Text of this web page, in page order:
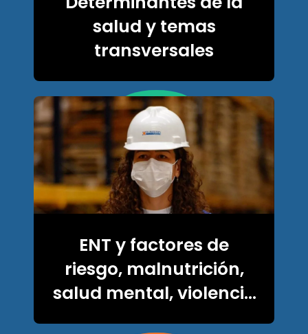
salud y temas
transversales
ENT y factores de
riesgo, malnutrición,
salud mental, violencia